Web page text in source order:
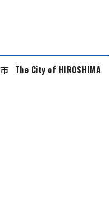
市 The City of HIROSHIMA